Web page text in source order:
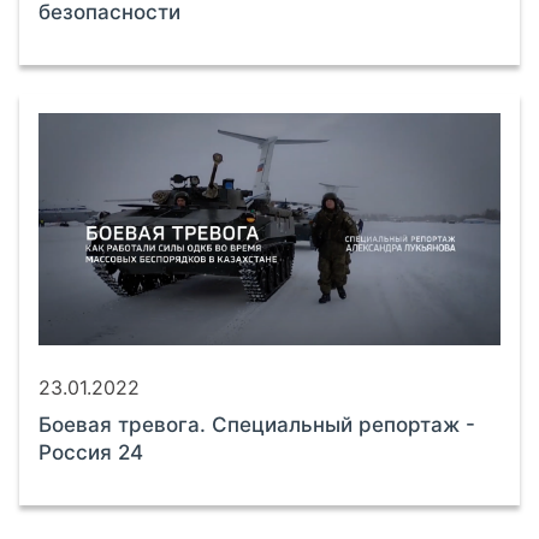
безопасности
23.01.2022
Боевая тревога. Специальный репортаж -
Россия 24